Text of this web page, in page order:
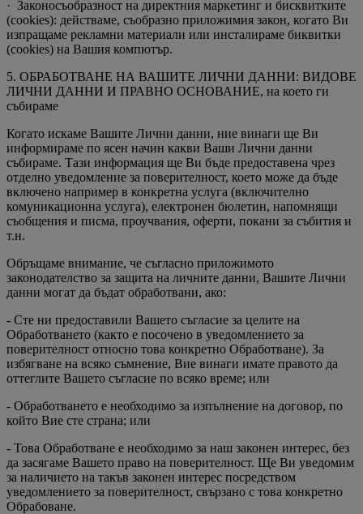
· Законосъобразност на директния маркетинг и бисквитките
(cookies): действаме, съобразно приложимия закон, когато Ви
изпращаме рекламни материали или инсталираме биквитки
(cookies) на Вашия компютър.
5. ОБРАБОТВАНЕ НА ВАШИТЕ ЛИЧНИ ДАННИ: ВИДОВЕ
ЛИЧНИ ДАННИ И ПРАВНО ОСНОВАНИЕ, на което ги
събираме
Когато искаме Вашите Лични данни, ние винаги ще Ви
информираме по ясен начин какви Ваши Лични данни
събираме. Тази информация ще Ви бъде предоставена чрез
отделно уведомление за поверителност, което може да бъде
включено например в конкретна услуга (включително
комуникационна услуга), електронен бюлетин, напомнящи
съобщения и писма, проучвания, оферти, покани за събития и
т.н.
Обръщаме внимание, че съгласно приложимото
законодателство за защита на личните данни, Вашите Лични
данни могат да бъдат обработвани, ако:
- Сте ни предоставили Вашето съгласие за целите на
Обработването (както е посочено в уведомлението за
поверителност относно това конкретно Обработване). За
избягване на всяко съмнение, Вие винаги имате правото да
оттеглите Вашето съгласие по всяко време; или
- Обработването е необходимо за изпълнение на договор, по
който Вие сте страна; или
- Това Обработване е необходимо за наш законен интерес, без
да засягаме Вашето право на поверителност. Ще Ви уведомим
за наличието на такъв законен интерес посредством
уведомлението за поверителност, свързано с това конкретно
Обрабоване.